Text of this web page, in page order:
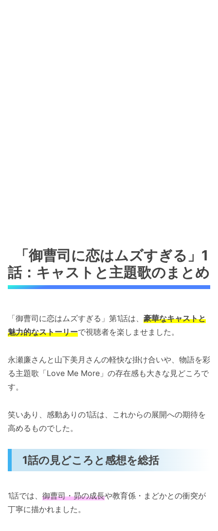
「御曹司に恋はムズすぎる」1
話：キャストと主題歌のまとめ
「御曹司に恋はムズすぎる」第1話は、 豪華なキャストと
魅力的なストーリーで視聴者を楽しませました。
永瀬廉さんと山下美月さんの軽快な掛け合いや、物語を彩
る主題歌「Love Me More」の存在感も大きな見どころで
す。
笑いあり、感動ありの1話は、これからの展開への期待を
高めるものでした。
1話の見どころと感想を総括
1話では、 御曹司・昴の成長や教育係・まどかとの衝突が
丁寧に描かれました。